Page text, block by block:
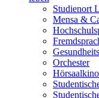
Studienort
Mensa &
Orchester
Hörsaalkino